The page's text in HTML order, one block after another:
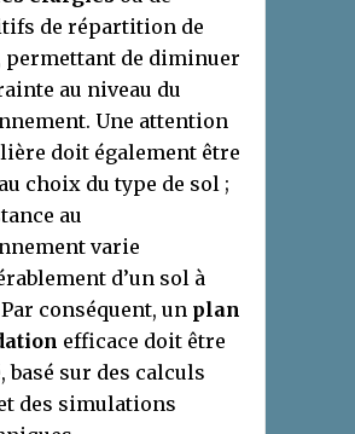
de répartition de
permettant de diminuer
au niveau du
Une attention
doit également être
choix du type de sol ;
au
varie
d’un sol à
conséquent, un plan
efficace doit être
basé sur des calculs
des simulations